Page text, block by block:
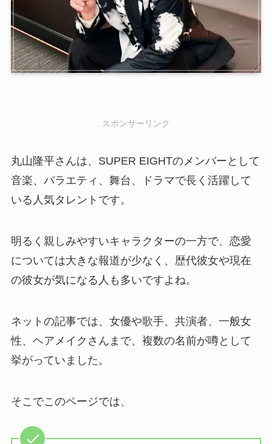
スポンサーリンク
丸山隆平さんは、SUPER EIGHTのメンバーとして
音楽、バラエティ、舞台、ドラマで長く活躍して
いる人気タレントです。
明るく親しみやすいキャラクターの一方で、恋愛
については大きな報道が少なく、歴代彼女や現在
の彼女が気になる人も多いですよね。
ネットの記事では、女優や歌手、共演者、一般女
性、ヘアメイクさんまで、複数の名前が噂として
挙がっていました。
そこでこのページでは、